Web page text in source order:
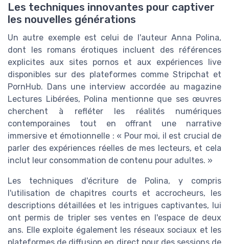
Les techniques innovantes pour captiver
les nouvelles générations
Un autre exemple est celui de l'auteur Anna Polina,
dont les romans érotiques incluent des références
explicites aux sites pornos et aux expériences live
disponibles sur des plateformes comme Stripchat et
PornHub. Dans une interview accordée au magazine
Lectures Libérées, Polina mentionne que ses œuvres
cherchent à refléter les réalités numériques
contemporaines tout en offrant une narrative
immersive et émotionnelle : « Pour moi, il est crucial de
parler des expériences réelles de mes lecteurs, et cela
inclut leur consommation de contenu pour adultes. »
Les techniques d'écriture de Polina, y compris
l'utilisation de chapitres courts et accrocheurs, les
descriptions détaillées et les intrigues captivantes, lui
ont permis de tripler ses ventes en l'espace de deux
ans. Elle exploite également les réseaux sociaux et les
plateformes de diffusion en direct pour des sessions de